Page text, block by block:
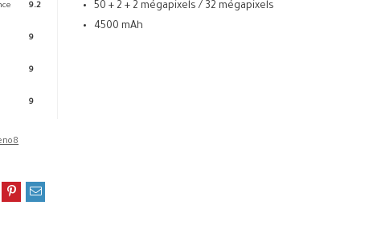
9.2
9
9
9
50 + 2 + 2 mégapixels / 32 mégapixels
4500 mAh